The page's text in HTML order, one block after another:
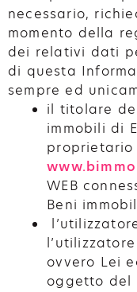
necessario,
momento della
dei relativi dati
di questa
sempre ed
il titolare
immobili di
WEB
Beni
ovvero Lei
oggetto del